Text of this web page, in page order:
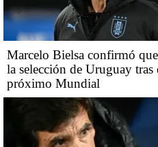
Marcelo Bielsa confirmó
la selección de Uruguay tras
próximo Mundial